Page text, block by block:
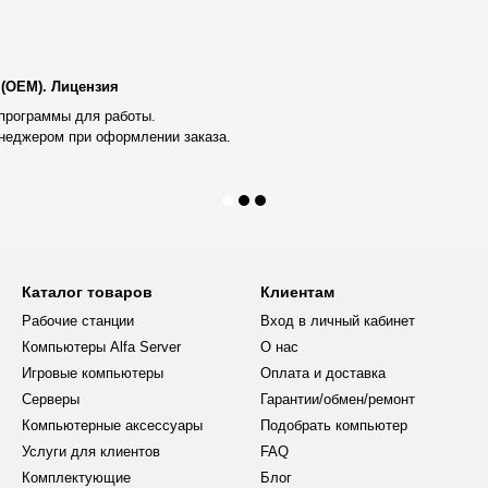
стабильной сети.
программами.
видеокарта NVIDIA Quadro
точными визуальными
Лицензия
для работы.
при оформлении заказа.
Каталог товаров
Рабочие станции
Компьютеры Alfa Server
Игровые компьютеры
Серверы
Компьютерные аксессуары
Услуги для клиентов
Комплектующие
Клиентам
Вход в личный кабинет
О нас
Оплата и доставка
Гарантии/обмен/ремонт
Подобрать компьютер
FAQ
Блог